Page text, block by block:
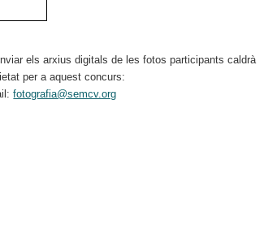
els arxius digitals de les fotos participants caldrà
per a aquest concurs:
fotografia@semcv.org